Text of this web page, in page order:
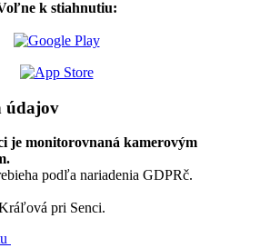
k stiahnutiu:
údajov
je monitorovnaná kamerovým
podľa nariadenia GDPRč.
pri Senci.